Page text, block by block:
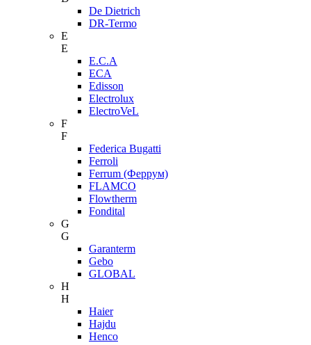
De Dietrich
DR-Termo
E
E
E.C.A
ECA
Edisson
Electrolux
ElectroVeL
F
F
Federica Bugatti
Ferroli
Ferrum (Феррум)
FLAMCO
Flowtherm
Fondital
G
G
Garanterm
Gebo
GLOBAL
H
H
Haier
Hajdu
Henco